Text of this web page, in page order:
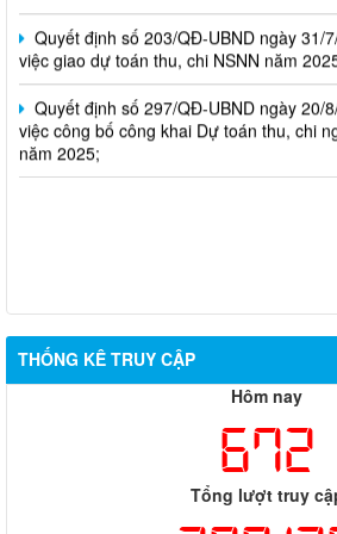
Quyết định số 203/QĐ-UBND ngày 31/
việc giao dự toán thu, chi NSNN năm
Quyết định số 297/QĐ-UBND ngày 20/
việc công bố công khai Dự toán thu, chi
năm 2025;
THỐNG KÊ TRUY CẬP
Hôm nay
672
Tổng lượt truy